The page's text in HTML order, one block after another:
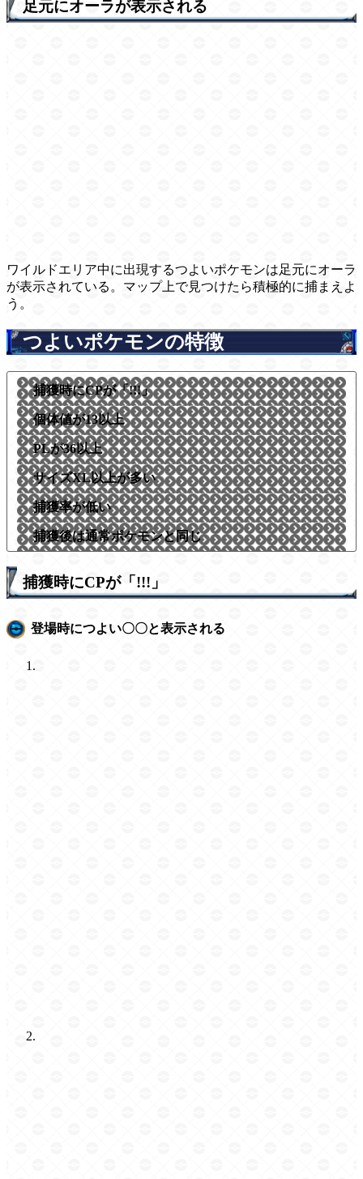
足元にオーラが表示される
ワイルドエリア中に出現するつよいポケモンは足元にオーラ
が表示されている。マップ上で見つけたら積極的に捕まえよ
う。
つよいポケモンの特徴
捕獲時にCPが「!!!」
個体値が13以上
PLが36以上
サイズXL以上が多い
捕獲率が低い
捕獲後は通常ポケモンと同じ
捕獲時にCPが「!!!」
登場時につよい〇〇と表示される